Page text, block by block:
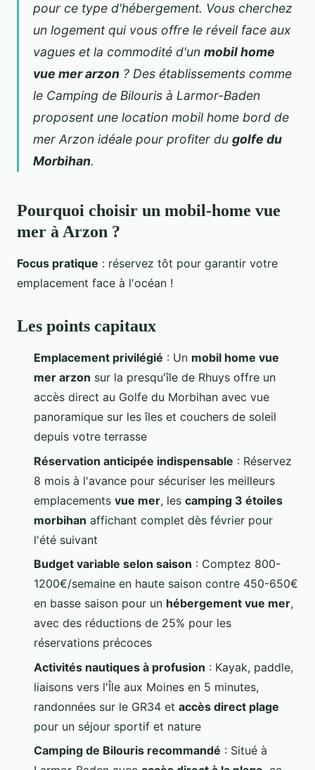
pour ce type d'hébergement. Vous cherchez
un logement qui vous offre le réveil face aux
vagues et la commodité d'un mobil home
vue mer arzon ? Des établissements comme
le Camping de Bilouris à Larmor-Baden
proposent une location mobil home bord de
mer Arzon idéale pour profiter du golfe du
Morbihan.
Pourquoi choisir un mobil-home vue
mer à Arzon ?
Focus pratique : réservez tôt pour garantir votre
emplacement face à l'océan !
Les points capitaux
Emplacement privilégié : Un mobil home vue
mer arzon sur la presqu'île de Rhuys offre un
accès direct au Golfe du Morbihan avec vue
panoramique sur les îles et couchers de soleil
depuis votre terrasse
Réservation anticipée indispensable : Réservez
8 mois à l'avance pour sécuriser les meilleurs
emplacements vue mer, les camping 3 étoiles
morbihan affichant complet dès février pour
l'été suivant
Budget variable selon saison : Comptez 800-
1200€/semaine en haute saison contre 450-650€
en basse saison pour un hébergement vue mer,
avec des réductions de 25% pour les
réservations précoces
Activités nautiques à profusion : Kayak, paddle,
liaisons vers l'Île aux Moines en 5 minutes,
randonnées sur le GR34 et accès direct plage
pour un séjour sportif et nature
Camping de Bilouris recommandé : Situé à